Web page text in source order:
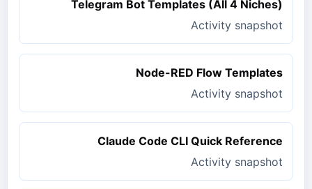
Telegram Bot Templates (All 4 Niches)
Activity snapshot
Node-RED Flow Templates
Activity snapshot
Claude Code CLI Quick Reference
Activity snapshot